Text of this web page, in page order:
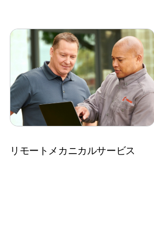
リモートメカニカルサービス